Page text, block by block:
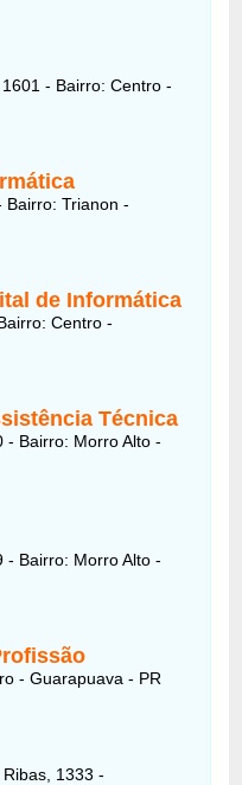
- Bairro: Centro -
Bairro: Trianon -
de Informática
Centro -
Técnica
- Bairro: Morro Alto -
- Bairro: Morro Alto -
- Guarapuava - PR
1333 -